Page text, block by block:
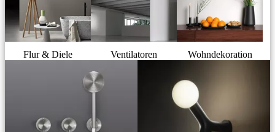
Flur & Diele Ventilatoren Wohndekoration